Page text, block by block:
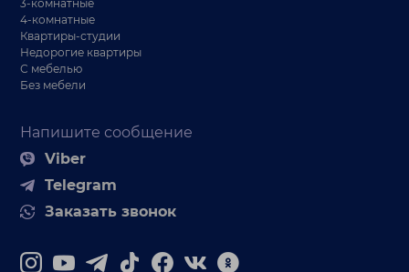
Напишите сообщение
Viber
Telegram
Заказать звонок
3-комнатные
4-комнатные
Квартиры-студии
Недорогие квартиры
С мебелью
Без мебели